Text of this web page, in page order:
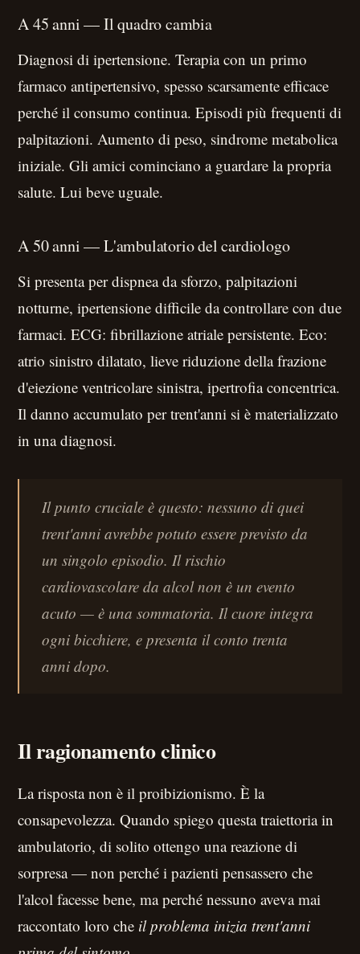
A 45 anni — Il quadro cambia
Diagnosi di ipertensione. Terapia con un primo
farmaco antipertensivo, spesso scarsamente efficace
perché il consumo continua. Episodi più frequenti di
palpitazioni. Aumento di peso, sindrome metabolica
iniziale. Gli amici cominciano a guardare la propria
salute. Lui beve uguale.
A 50 anni — L'ambulatorio del cardiologo
Si presenta per dispnea da sforzo, palpitazioni
notturne, ipertensione difficile da controllare con due
farmaci. ECG: fibrillazione atriale persistente. Eco:
atrio sinistro dilatato, lieve riduzione della frazione
d'eiezione ventricolare sinistra, ipertrofia concentrica.
Il danno accumulato per trent'anni si è materializzato
in una diagnosi.
Il punto cruciale è questo: nessuno di quei
trent'anni avrebbe potuto essere previsto da
un singolo episodio. Il rischio
cardiovascolare da alcol non è un evento
acuto — è una sommatoria. Il cuore integra
ogni bicchiere, e presenta il conto trenta
anni dopo.
Il ragionamento clinico
La risposta non è il proibizionismo. È la
consapevolezza. Quando spiego questa traiettoria in
ambulatorio, di solito ottengo una reazione di
sorpresa — non perché i pazienti pensassero che
l'alcol facesse bene, ma perché nessuno aveva mai
raccontato loro che il problema inizia trent'anni